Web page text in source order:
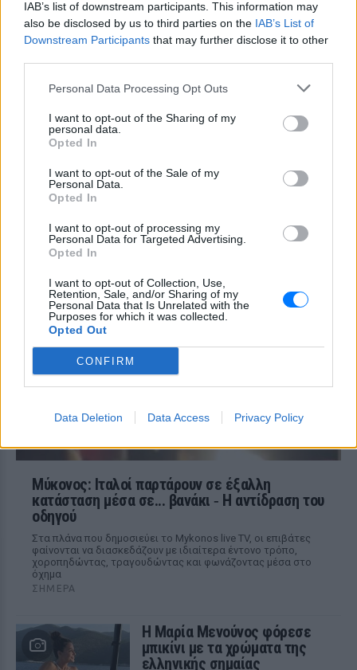
IAB’s list of downstream participants. This information may
also be disclosed by us to third parties on the IAB’s List of
Downstream Participants that may further disclose it to other
Personal Data Processing Opt Outs
I want to opt-out of the Sharing of my
personal data.
Opted In
I want to opt-out of the Sale of my
Personal Data.
Opted In
I want to opt-out of processing my
Personal Data for Targeted Advertising.
Opted In
I want to opt-out of Collection, Use,
Retention, Sale, and/or Sharing of my
Personal Data that Is Unrelated with the
Purposes for which it was collected.
Opted Out
CONFIRM
Data Deletion Data Access Privacy Policy
ΣΉΜΕΡΑ
Οι τίτλοι της εφημερίδας Espresso
σχόλιο στην εκπομπή της Μαριάννας
αποκοιμήθηκε κατά τη διάρκεια
Παρουσιάστρια ειδήσεων στις ΗΠΑ
Κοιμωμένη».
δεν πρόκειται να κρύβομαι
ΣΉΜΕΡΑ
Μύκονος: Ιταλοί παρτάρουν σε έξαλλη
κατάσταση μέσα σε... βανάκι ‑ Η αντίδραση του
οδηγού
Στα πλάνα που δημοσιεύει το Mykonos live TV, οι επιβάτες
φαίνονται να διασκεδάζουν με ιδιαίτερα έντονο τρόπο,
χοροπηδώντας, τραγουδώντας και φωνάζοντας μέσα στο
όχημα
ΣΉΜΕΡΑ
Η Μαρία Μενούνος φόρεσε
μπικίνι με τα χρώματα της
ελληνικής σημαίας